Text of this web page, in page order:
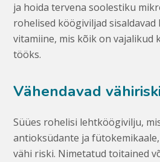
ja hoida tervena soolestiku
rohelised köögiviljad sisaldavad
vitamiine, mis kõik on vajalikud
tööks.
Vähendavad vähiriski
Süües rohelisi lehtköögivilju,
antioksüdante ja
vähi riski. Nimetatud toitained